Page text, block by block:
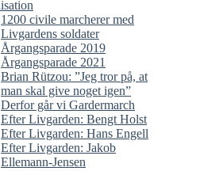
1200 civile marcherer med
Livgardens soldater
Årgangsparade 2019
Årgangsparade 2021
Brian Rützou: ”Jeg tror på, at
man skal give noget igen”
Derfor går vi Gardermarch
Efter Livgarden: Bengt Holst
Efter Livgarden: Hans Engell
Efter Livgarden: Jakob
Ellemann-Jensen